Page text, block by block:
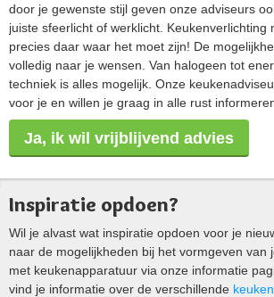
door je gewenste stijl geven onze adviseurs
juiste sfeerlicht of werklicht. Keukenverlichting
precies daar waar het moet zijn! De
volledig naar je wensen. Van halogeen tot
techniek is alles mogelijk. Onze
voor je en willen je graag in alle rust
Ja, ik wil vrijblijvend advies
Inspiratie opdoen?
Wil je alvast wat inspiratie opdoen voor je
naar de mogelijkheden bij het vormgeven van
met keukenapparatuur via onze informatie
vind je informatie over de verschillende